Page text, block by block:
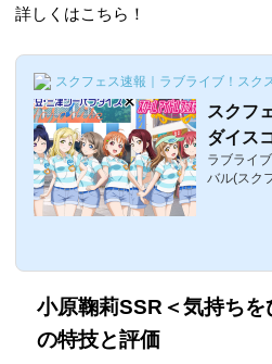
詳しくはこちら！
スクフェス速報｜ラブライブ！スク
スクフ
ダイス
【ラブ
ン!!】
ラブライ
バル(スク
伝えしま
ェス×伊豆
小原鞠莉SSR＜気持ちを
の特技と評価